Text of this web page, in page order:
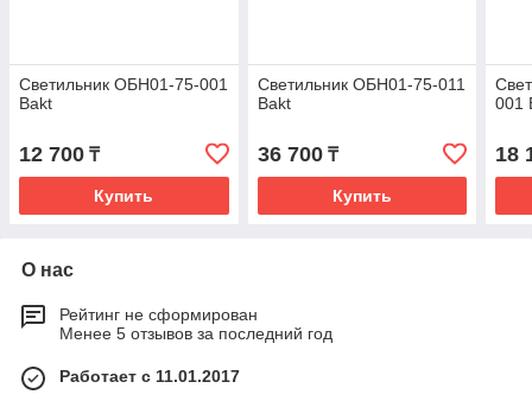
Светильник ОБН01-75-001
Bakt
12 700 ₸
Купить
Светильник ОБН01-75-011
Bakt
36 700₸
Купить
001
18
О нас
Рейтинг не сформирован
Менее 5 отзывов за последний год
Работает с 11.01.2017